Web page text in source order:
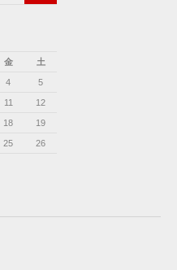
金 土
4 5
11 12
18 19
25 26